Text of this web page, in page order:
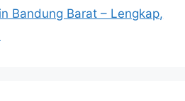
Bandung Barat – Lengkap,